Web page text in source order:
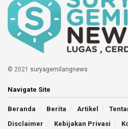
© 2021 suryagemilangnews
Navigate Site
Beranda Berita Artikel
Disclaimer
Kebijakan Privasi